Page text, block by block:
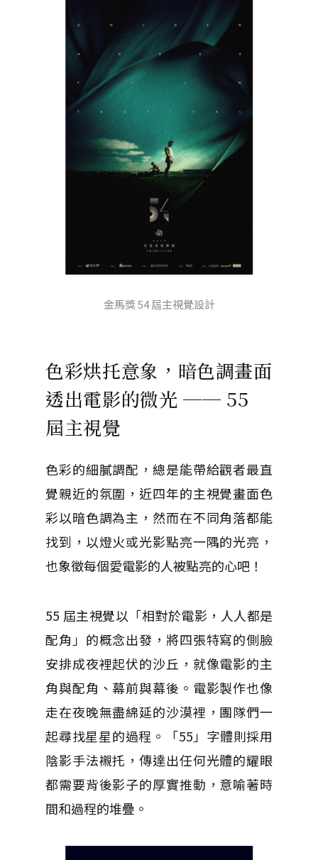
金馬獎 54 屆主視覺設計
色彩烘托意象，暗色調畫面
透出電影的微光 ── 55
屆主視覺
色彩的細膩調配，總是能帶給觀者最直
覺親近的氛圍，近四年的主視覺畫面色
彩以暗色調為主，然而在不同角落都能
找到，以燈火或光影點亮一隅的光亮，
也象徵每個愛電影的人被點亮的心吧！
55 屆主視覺以「相對於電影，人人都是
配角」的概念出發，將四張特寫的側臉
安排成夜裡起伏的沙丘，就像電影的主
角與配角、幕前與幕後。電影製作也像
走在夜晚無盡綿延的沙漠裡，團隊們一
起尋找星星的過程。「55」字體則採用
陰影手法襯托，傳達出任何光體的耀眼
都需要背後影子的厚實推動，意喻著時
間和過程的堆疊。